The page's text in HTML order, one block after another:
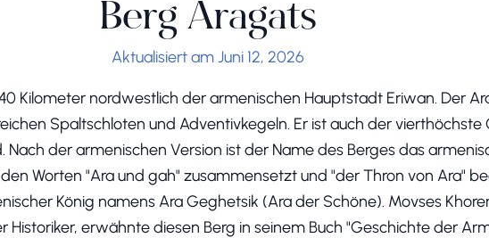
Berg Aragats
Aktualisiert am Juni 12, 2026
Kilometer nordwestlich der armenischen Hauptstadt Eriwan. Der
Spaltschloten und Adventivkegeln. Er ist auch der vierthöchste
Nach der armenischen Version ist der Name des Berges das
Worten "Ara und gah" zusammensetzt und "der Thron von Ara"
König namens Ara Geghetsik (Ara der Schöne). Movses
erwähnte diesen Berg in seinem Buch "Geschichte der